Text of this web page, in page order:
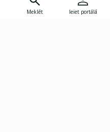
Meklēt Ieiet portālā